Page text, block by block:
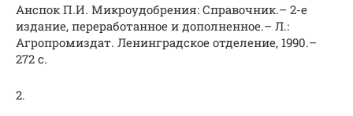
Анспок П.И. Микроудобрения: Справочник.– 2-е
издание, переработанное и дополненное.– Л.:
Агропромиздат. Ленинградское отделение, 1990.–
272 с.
2.